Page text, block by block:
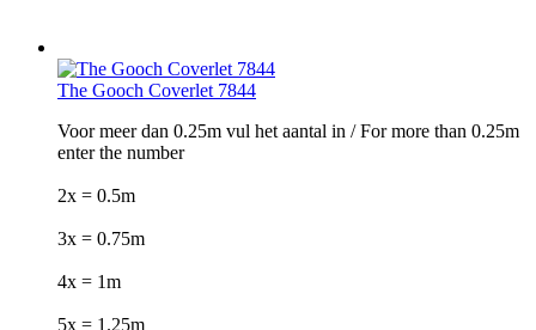
The Gooch Coverlet 7844
Voor meer dan 0.25m vul het aantal in / For more than 0.25m
enter the number
2x = 0.5m
3x = 0.75m
4x = 1m
5x = 1.25m